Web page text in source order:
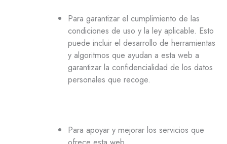
Para garantizar el cumplimiento de las
condiciones de uso y la ley aplicable. Esto
puede incluir el desarrollo de herramientas
y algoritmos que ayudan a esta web a
garantizar la confidencialidad de los datos
personales que recoge.
Para apoyar y mejorar los servicios que